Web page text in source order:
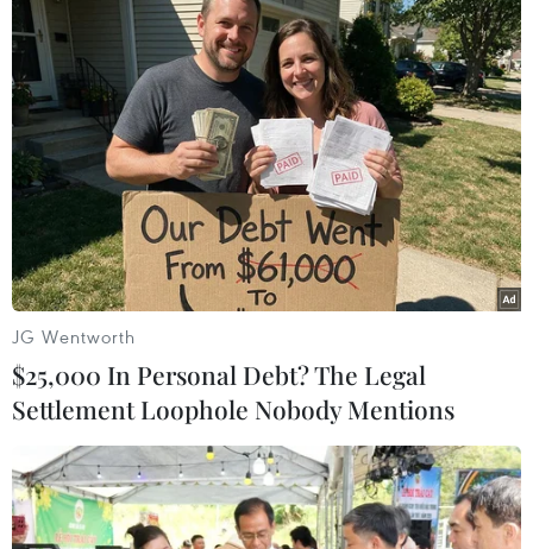
TIN LIÊN QUAN
Ninh Bình: Tìm kiếm nam du khách đi lạc
JG Wentworth
$25,000 In Personal Debt? The Legal
Settlement Loophole Nobody Mentions